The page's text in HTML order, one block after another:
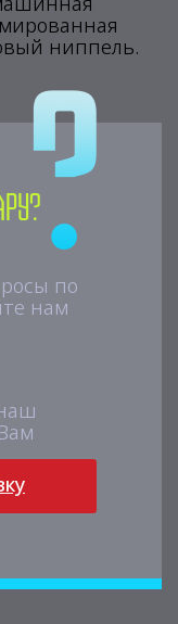
ниппель.
по
нам